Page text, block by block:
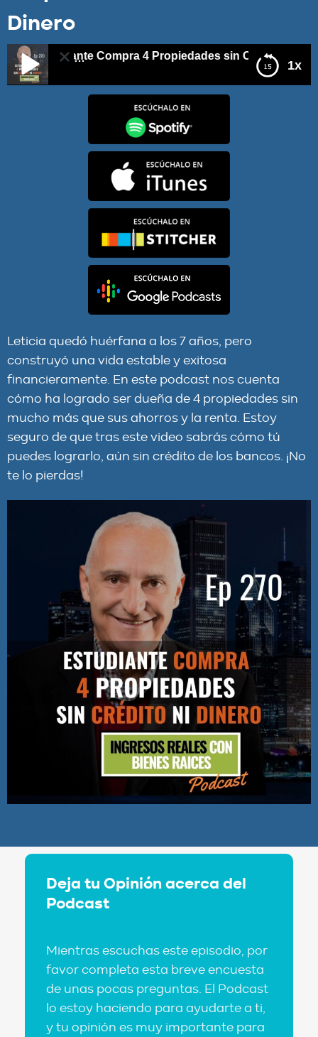
Dinero
1x
Estudiante Compra 4 Propiedades sin Crédito ni Dinero
E270- Estudiante Compra 4 Propiedades sin Crédito
Leticia quedó huérfana a los 7 años, pero
construyó una vida estable y exitosa
financieramente. En este podcast nos cuenta
cómo ha logrado ser dueña de 4 propiedades sin
mucho más que sus ahorros y la renta. Estoy
seguro de que tras este video sabrás cómo tú
puedes lograrlo, aún sin crédito de los bancos. ¡No
te lo pierdas!
Deja tu Opinión acerca del
Podcast
Mientras escuchas este episodio, por
favor completa esta breve encuesta
de unas pocas preguntas. El Podcast
lo estoy haciendo para ayudarte a ti,
y tu opinión es muy importante para